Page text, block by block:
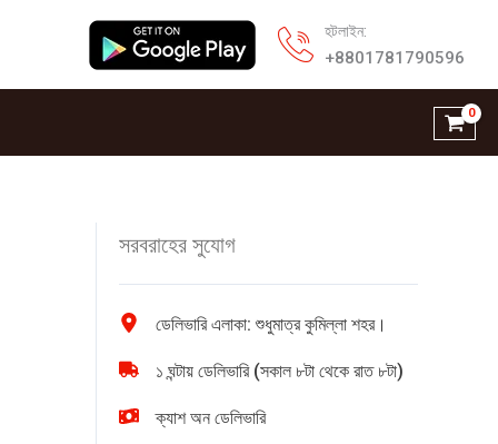
হটলাইন:
+8801781790596
সরবরাহের সুযোগ
ডেলিভারি এলাকা: শুধুমাত্র কুমিল্লা শহর।
১ ঘন্টায় ডেলিভারি (সকাল ৮টা থেকে রাত ৮টা)
ক্যাশ অন ডেলিভারি